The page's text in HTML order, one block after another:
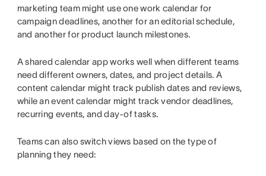
marketing team might use one work calendar for
campaign deadlines, another for an editorial schedule,
and another for product launch milestones.
A shared calendar app works well when different teams
need different owners, dates, and project details. A
content calendar might track publish dates and reviews,
while an event calendar might track vendor deadlines,
recurring events, and day-of tasks.
Teams can also switch views based on the type of
planning they need: